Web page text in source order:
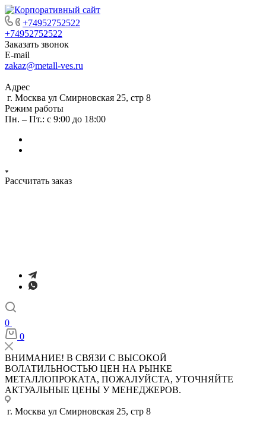
+74952752522
+74952752522
Заказать звонок
E-mail
zakaz@metall-ves.ru
Адрес
г. Москва ул Смирновская 25, стр 8
Режим работы
Пн. – Пт.: с 9:00 до 18:00
Рассчитать заказ
0
0
ВНИМАНИЕ! В СВЯЗИ С ВЫСОКОЙ
ВОЛАТИЛЬНОСТЬЮ ЦЕН НА РЫНКЕ
МЕТАЛЛОПРОКАТА, ПОЖАЛУЙСТА, УТОЧНЯЙТЕ
АКТУАЛЬНЫЕ ЦЕНЫ У МЕНЕДЖЕРОВ.
г. Москва ул Смирновская 25, стр 8